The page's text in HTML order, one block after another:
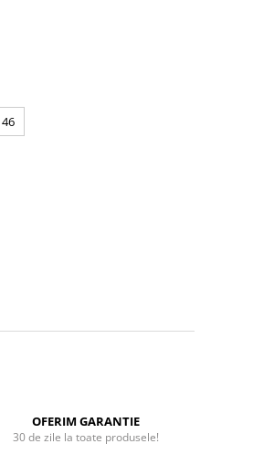
46
OFERIM GARANTIE
30 de zile la toate produsele!